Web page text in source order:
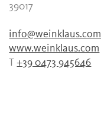
39017
info@weinklaus.com
www.weinklaus.com
T+39 0473 945646